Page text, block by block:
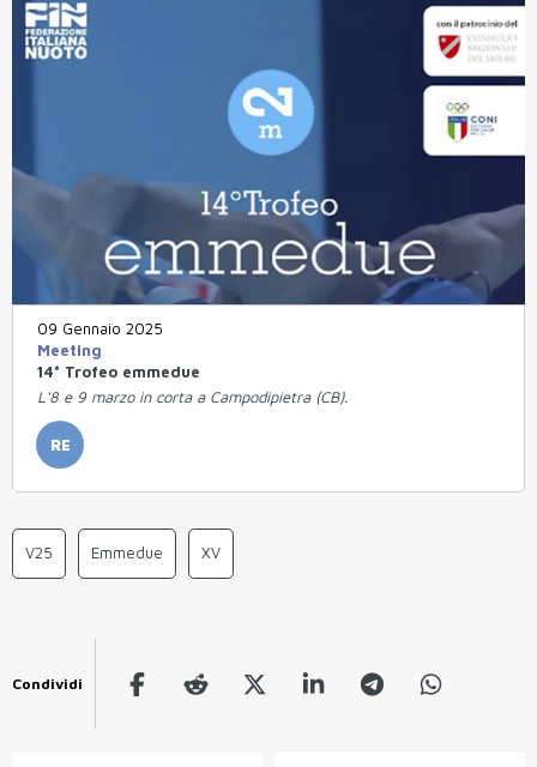
09 Gennaio 2025
Meeting
14° Trofeo emmedue
L'8 e 9 marzo in corta a Campodipietra (CB).
RE
V25 Emmedue XV
Condividi